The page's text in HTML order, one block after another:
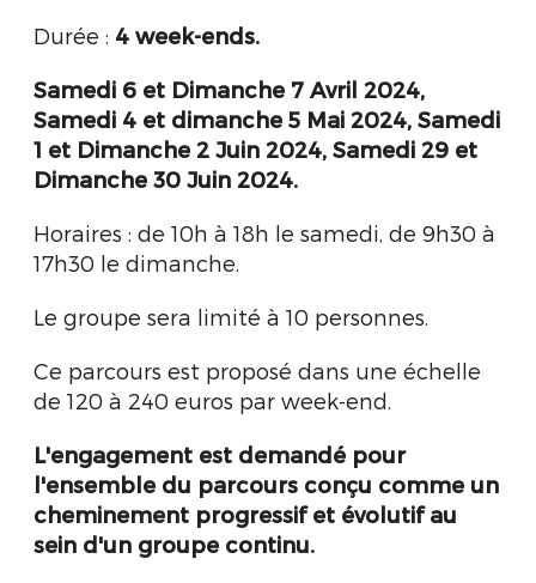
Durée : 4 week-ends.
Samedi 6 et Dimanche 7 Avril 2024,
Samedi 4 et dimanche 5 Mai 2024, Samedi
1 et Dimanche 2 Juin 2024, Samedi 29 et
Dimanche 30 Juin 2024.
Horaires : de 10h à 18h le samedi, de 9h30 à
17h30 le dimanche.
Le groupe sera limité à 10 personnes.
Ce parcours est proposé dans une échelle
de 120 à 240 euros par week-end.
L'engagement est demandé pour
l'ensemble du parcours conçu comme un
cheminement progressif et évolutif au
sein d'un groupe continu.